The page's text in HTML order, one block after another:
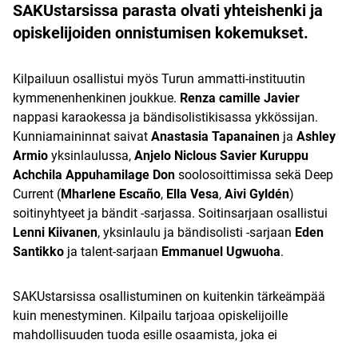
SAKUstarsissa parasta olvati yhteishenki ja
opiskelijoiden onnistumisen kokemukset.
Kilpailuun osallistui myös Turun ammatti-instituutin
kymmenenhenkinen joukkue. Renza camille Javier
nappasi karaokessa ja bändisolistikisassa ykkössijan.
Kunniamaininnat saivat Anastasia Tapanainen ja Ashley
Armio yksinlaulussa, Anjelo Niclous Savier Kuruppu
Achchila Appuhamilage Don soolosoittimissa sekä Deep
Current (Mharlene Escaño, Ella Vesa, Aivi Gyldén)
soitinyhtyeet ja bändit -sarjassa. Soitinsarjaan osallistui
Lenni Kiivanen, yksinlaulu ja bändisolisti -sarjaan Eden
Santikko ja talent-sarjaan Emmanuel Ugwuoha.
SAKUstarsissa osallistuminen on kuitenkin tärkeämpää
kuin menestyminen. Kilpailu tarjoaa opiskelijoille
mahdollisuuden tuoda esille osaamista, joka ei